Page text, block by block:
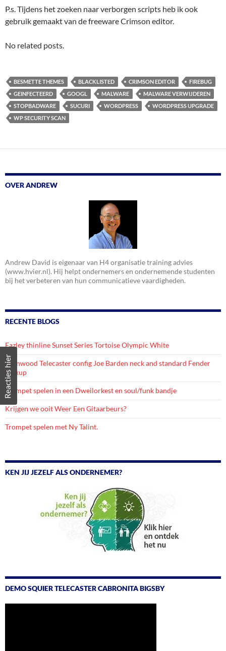
P.s. Tijdens het zoeken naar verborgen scripts heb ik ook
gebruik gemaakt van de freeware Crimson editor.
No related posts.
BESMETTE THEMES BLACKLISTED CRIMSON EDITOR
FIREBUG
GEINFECTEERD
GOOGL MALWARE
MALWARE VERWIJDEREN
STOPBADWARE
SUCURI WORDPRESS
WORDPRESS UPGRADE
WP SECURITY SCAN
OVER ANDREW
Andrew David is eigenaar van H4 organisatie training advies
(www.hvier.nl). Hij helpt ondernemers en ondernemende studenten
bij het verbeteren van hun communicatieve vaardigheden.
RECENTE BLOGS
Fazley thinline Sunset Series Tortoise Olympic White
Barnwood Telecaster config Joe Barden neck and standard Fender
Pickup
Trompet spelen in een Dweilorkest en soul/funk bandje
Krijgen we ooit Weer Een Gitaarbeurs?
Trompet spelen met Ny Talint.
KEN JIJ JEZELF ALS ONDERNEMER?
DEMO SQUIER TELECASTER CABRONITA BIGSBY
Reacties hier